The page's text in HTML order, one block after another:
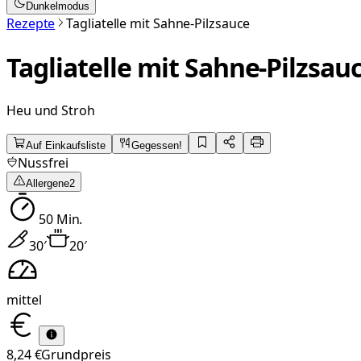
Dunkelmodus
Rezepte Tagliatelle mit Sahne-Pilzsauce
Tagliatelle mit Sahne-
Heu und Stroh
Auf Einkaufsliste Gegessen!
Nussfrei
Allergene2
50Min.
30′ 20′
mittel
8,24 €Grundpreis